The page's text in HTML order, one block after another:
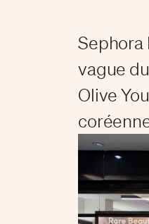
Sephora
vague
Olive